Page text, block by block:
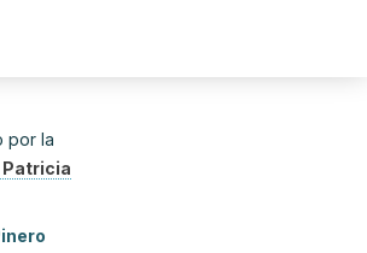
por la
Patricia